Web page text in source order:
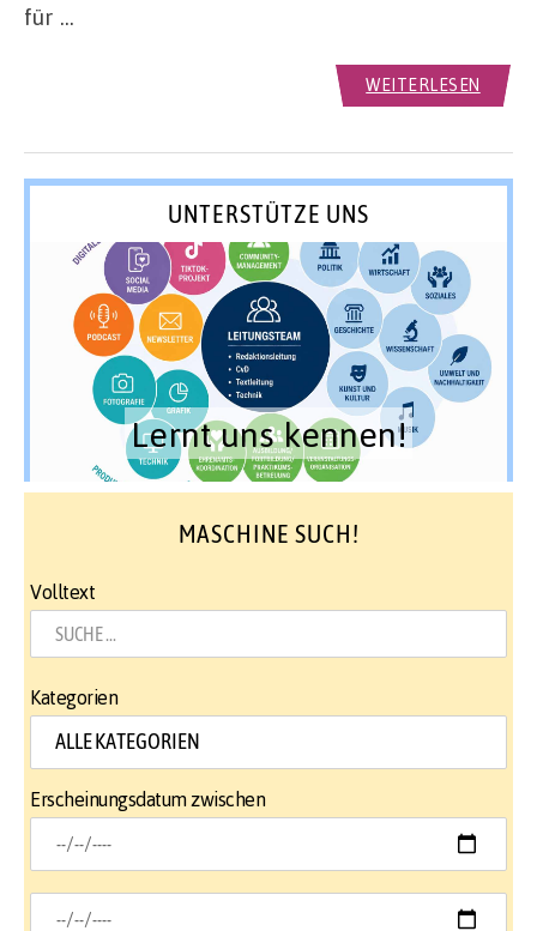
für …
WEITERLESEN
UNTERSTÜTZE UNS
Lernt uns kennen!
MASCHINE SUCH!
Volltext
Kategorien
Erscheinungsdatum zwischen